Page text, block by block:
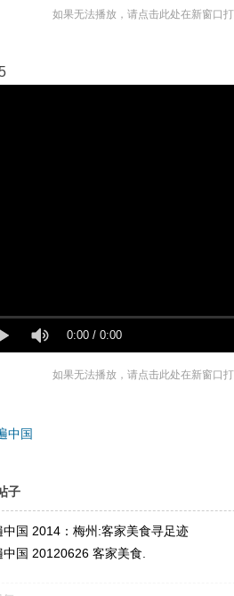
如果无法播放，请点击此处在新窗口
0:00 / 0:00
如果无法播放，请点击此处在新窗口
中国
子
中国 2014：梅州:客家美食寻足迹
中国 20120626 客家美食.